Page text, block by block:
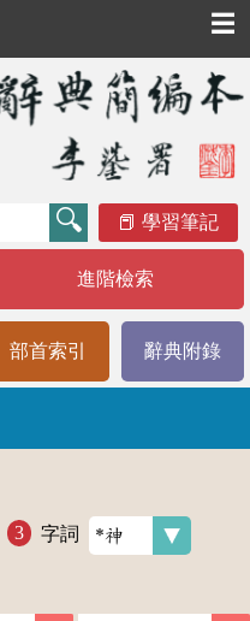
☰
學習筆記
進階檢索
部首索引 辭典附錄
字詞